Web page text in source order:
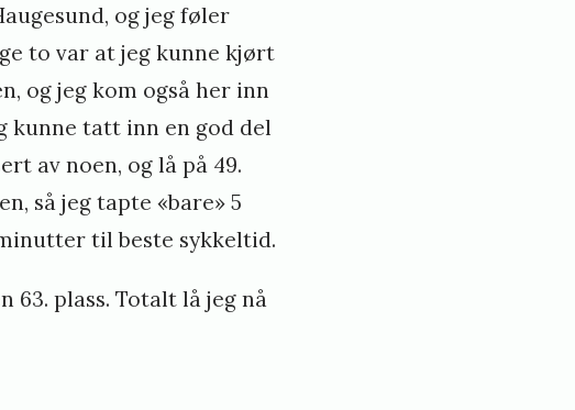
og jeg føler
to var at jeg kunne kjørt
og jeg kom også her inn
kunne tatt inn en god del
av noen, og lå på 49.
så jeg tapte «bare» 5
til beste sykkeltid.
63. plass. Totalt lå jeg nå